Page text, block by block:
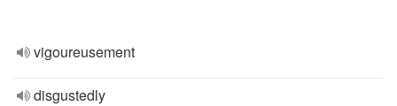
vigoureusement
disgustedly